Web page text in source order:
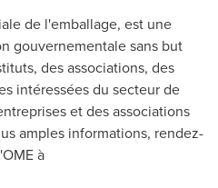
de l'emballage, est une
gouvernementale sans but
des associations, des
intéressées du secteur de
et des associations
amples informations, rendez-
à